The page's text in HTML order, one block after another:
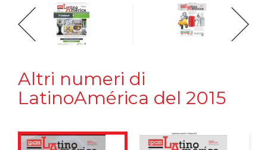
Altri numeri di
LatinoAmérica del 2015